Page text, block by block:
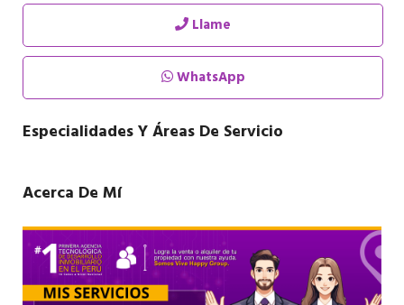
Llame
WhatsApp
Especialidades Y Áreas De Servicio
Acerca De Mí